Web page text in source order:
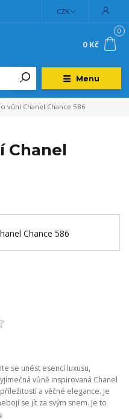
Menu
CZK
0
0 Kč
vůní Chanel Chance 586
Chanel
se unést esencí luxusu,
vůně inspirovaná Chanel
a věčné elegance. Je
se jít za svým snem. Je to